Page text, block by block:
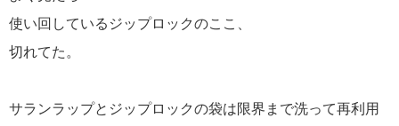
使い回しているジップロックのここ、
切れてた。
サランラップとジップロックの袋は限界まで洗って再利用